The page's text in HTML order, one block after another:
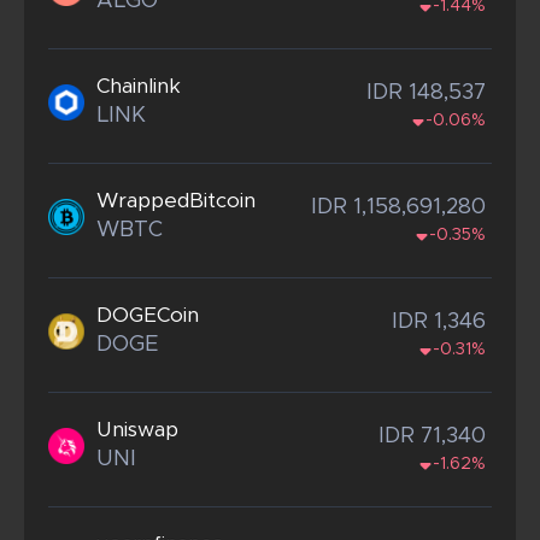
-1.44%
Chainlink
LINK
IDR 148,537
-0.06%
WrappedBitcoin
WBTC
IDR 1,158,691,280
-0.35%
DOGECoin
DOGE
IDR 1,346
-0.31%
Uniswap
UNI
IDR 71,340
-1.62%